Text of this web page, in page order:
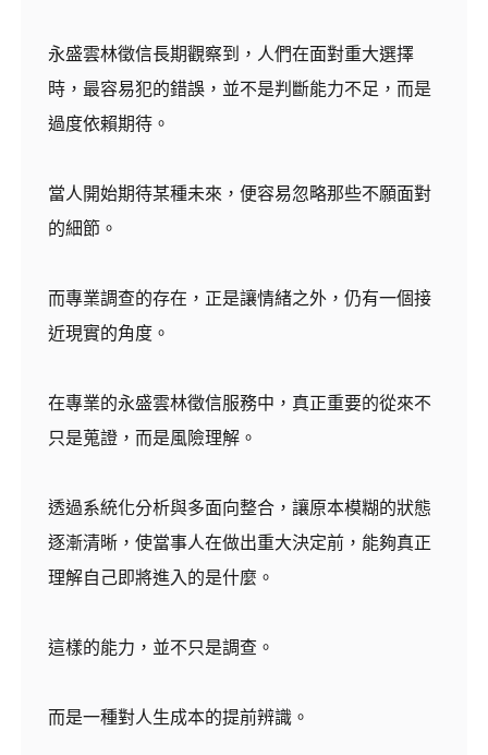
永盛雲林徵信長期觀察到，人們在面對重大選擇
時，最容易犯的錯誤，並不是判斷能力不足，而是
過度依賴期待。
當人開始期待某種未來，便容易忽略那些不願面對
的細節。
而專業調查的存在，正是讓情緒之外，仍有一個接
近現實的角度。
在專業的永盛雲林徵信服務中，真正重要的從來不
只是蒐證，而是風險理解。
透過系統化分析與多面向整合，讓原本模糊的狀態
逐漸清晰，使當事人在做出重大決定前，能夠真正
理解自己即將進入的是什麼。
這樣的能力，並不只是調查。
而是一種對人生成本的提前辨識。